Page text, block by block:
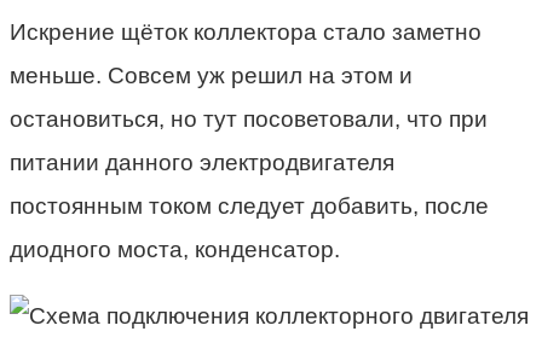
Искрение щёток коллектора стало заметно
меньше. Совсем уж решил на этом и
остановиться, но тут посоветовали, что при
питании данного электродвигателя
постоянным током следует добавить, после
диодного моста, конденсатор.